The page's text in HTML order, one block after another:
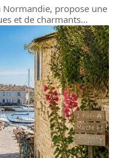
propose une
et de charmants…